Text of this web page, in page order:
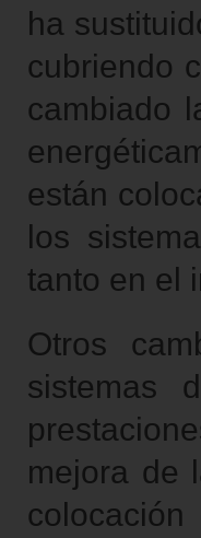
ha
cubriendo
cambiado
están
los
tanto en el
Otros
sistemas
mejora de